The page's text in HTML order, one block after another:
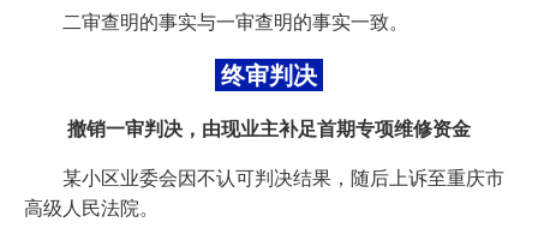
二审查明的事实与一审查明的事实一致。
终审判决
撤销一审判决，由现业主补足首期专项维修资金
某小区业委会因不认可判决结果，随后上诉至重庆市
高级人民法院。